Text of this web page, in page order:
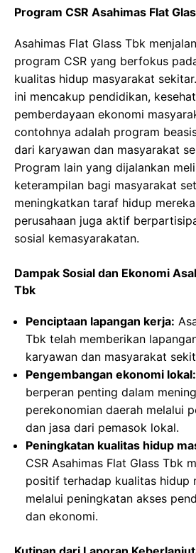
Program CSR Asahimas Flat
Asahimas Flat Glass Tbk
program CSR yang berfokus
kualitas hidup masyarakat
ini mencakup pendidikan,
pemberdayaan ekonomi
contohnya adalah program
dari karyawan dan masyarakat
Program lain yang dijalankan
keterampilan bagi masyarakat
meningkatkan taraf hidup
perusahaan juga aktif
sosial kemasyarakatan.
Dampak Sosial dan Ekonomi
Tbk
Penciptaan lapangan kerja:
Tbk telah memberikan
karyawan dan masyarakat
Pengembangan ekonomi lokal:
berperan penting dalam
perekonomian daerah melalui
dan jasa dari pemasok lokal.
Peningkatan kualitas hidup
CSR Asahimas Flat Glass Tbk
positif terhadap kualitas hidup
melalui peningkatan akses
dan ekonomi.